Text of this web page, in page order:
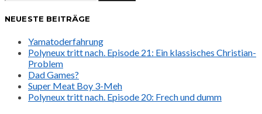
NEUESTE BEITRÄGE
Yamatoderfahrung
Polyneux tritt nach. Episode 21: Ein klassisches Christian-
Problem
Dad Games?
Super Meat Boy 3-Meh
Polyneux tritt nach. Episode 20: Frech und dumm